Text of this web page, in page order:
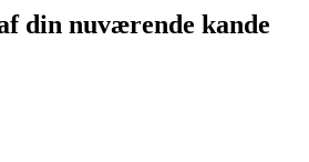
din nuværende kande